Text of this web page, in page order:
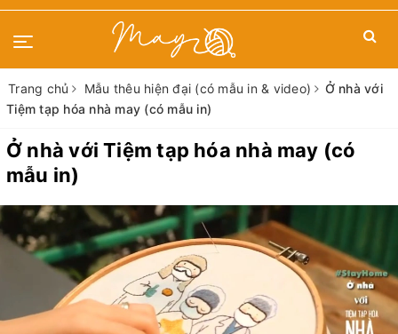
Trang chủ Mẫu thêu hiện đại (có mẫu in & video)
Ở nhà với
Tiệm tạp hóa nhà may (có mẫu in)
Ở nhà với Tiệm tạp hóa nhà may (có
mẫu in)